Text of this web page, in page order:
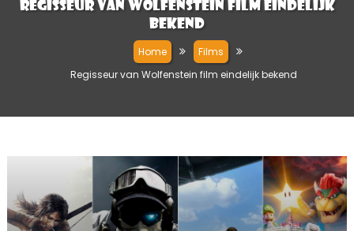
Regisseur van Wolfenstein film eindelijk
bekend
Home
Films
Regisseur van Wolfenstein film eindelijk bekend